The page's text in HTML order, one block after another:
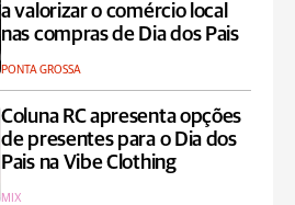
a valorizar o comércio local
nas compras de Dia dos Pais
PONTA GROSSA
Coluna RC apresenta opções
de presentes para o Dia dos
Pais na Vibe Clothing
MIX